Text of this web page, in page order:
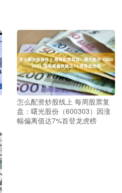
怎么配资炒股线上 每周股票复
盘：曙光股份（600303）因涨
幅偏离值达7%首登龙虎榜